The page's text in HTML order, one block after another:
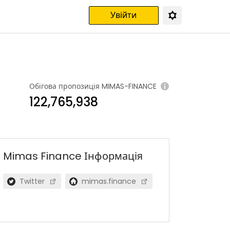
Увійти
Обігова пропозиція MIMAS-FINANCE
122,765,938
Mimas Finance Інформація
Twitter mimas.finance